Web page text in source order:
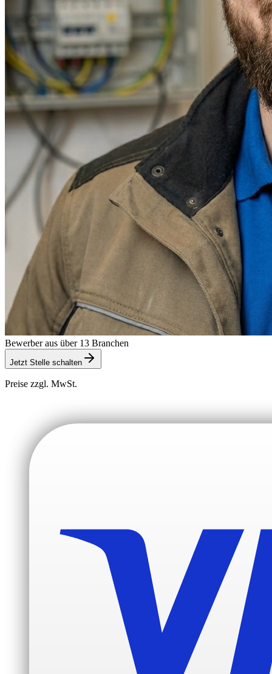
Bewerber aus über 13 Branchen
Jetzt Stelle schalten
Preise zzgl. MwSt.